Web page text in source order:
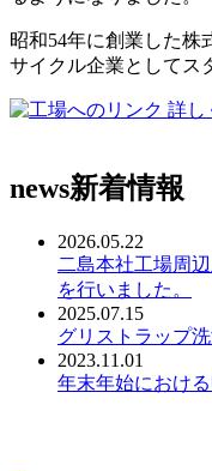
昭和54年に創業した株
サイクル企業としてス
詳し
news新着情報
2026.05.22
二島本社工場周
を行いました。
2025.07.15
グリストラップ
2023.11.01
年末年始におけ